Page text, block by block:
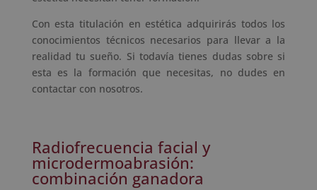
Con esta titulación en estética adquirirás todos los
conocimientos técnicos necesarios para llevar a la
realidad tu sueño. Si todavía tienes dudas sobre si
esta es la formación que necesitas, no dudes en
contactar con nosotros.
Radiofrecuencia facial y
microdermoabrasión:
combinación ganadora